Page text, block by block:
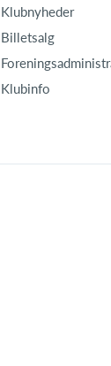
Klubnyheder
Billetsalg
Klubinfo